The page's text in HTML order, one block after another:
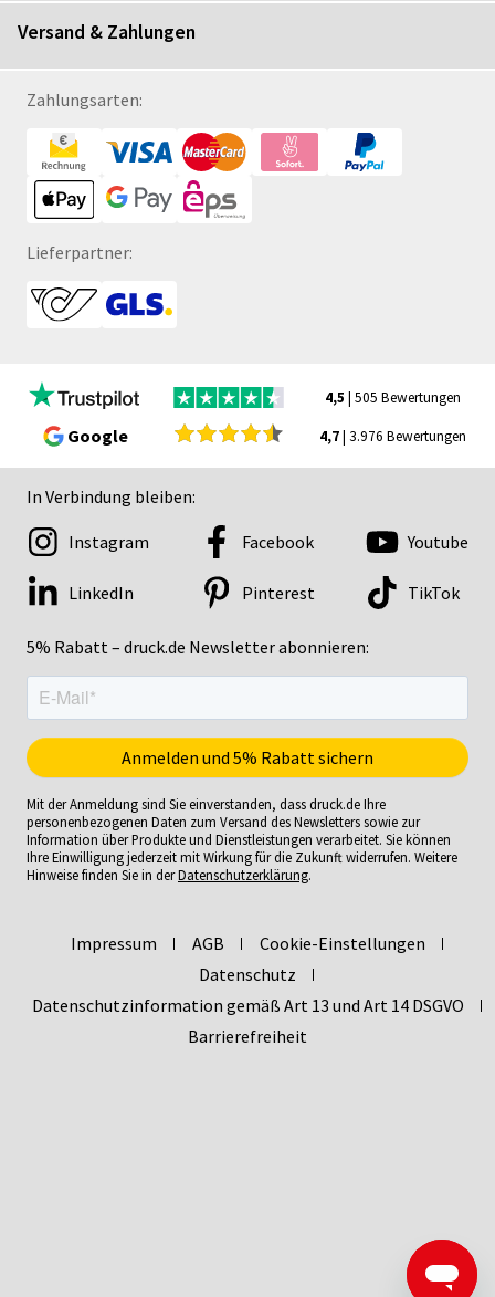
Versand & Zahlungen
Zahlungsarten:
Lieferpartner:
4,5 | 505 Bewertungen
Google 4,7| 3.976 Bewertungen
In Verbindung bleiben:
5% Rabatt – druck.de Newsletter abonnieren:
Instagram Facebook Youtube
LinkedIn Pinterest TikTok
Mit der Anmeldung sind Sie einverstanden, dass druck.de Ihre
personenbezogenen Daten zum Versand des Newsletters sowie zur
Information über Produkte und Dienstleistungen verarbeitet. Sie können
Ihre Einwilligung jederzeit mit Wirkung für die Zukunft widerrufen. Weitere
Hinweise finden Sie in derDatenschutzerklärung.
Impressum AGB
Cookie-Einstellungen
Datenschutz
Datenschutzinformation gemäß Art 13 und Art 14 DSGVO
Barrierefreiheit